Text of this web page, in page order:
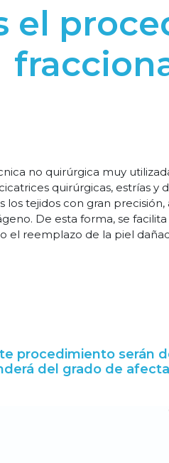
el
no quirúrgica muy
quirúrgicas, estrías y
los tejidos con gran
De esta forma, se
el reemplazo de la piel
procedimiento serán
del grado de